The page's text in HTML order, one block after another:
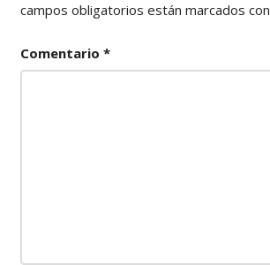
campos obligatorios están marcados con
Comentario *